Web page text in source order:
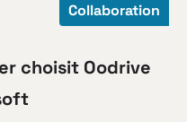
Collaboration
choisit Oodrive